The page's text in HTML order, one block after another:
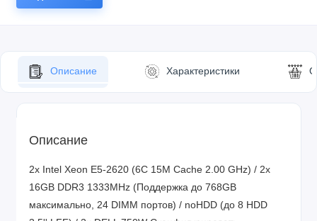
Описание Характеристики
Описание
2x Intel Xeon E5-2620 (6C 15M Cache 2.00 GHz) / 2x
16GB DDR3 1333MHz (Поддержка до 768GB
максимально, 24 DIMM портов) / noHDD (до 8 HDD